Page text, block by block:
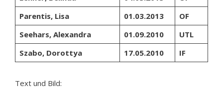
Parentis, Lisa
01.03.2013
OF
Seehars, Alexandra
01.09.2010
UTL
Szabo, Dorottya
17.05.2010 IF
Text und Bild: